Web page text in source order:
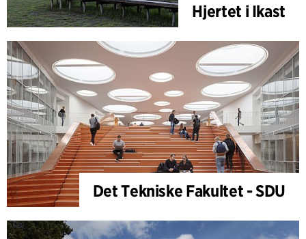
Hjertet i Ikast
Det Tekniske Fakultet - SDU